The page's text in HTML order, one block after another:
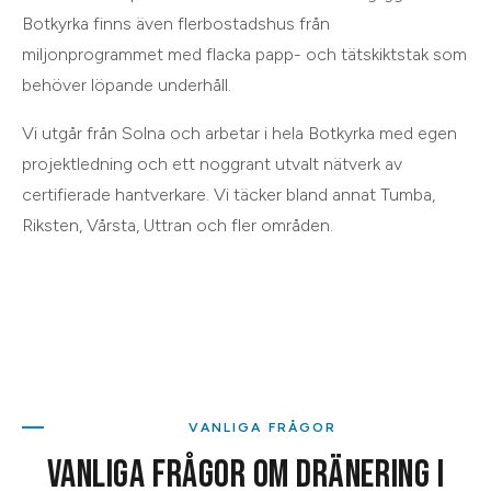
Botkyrka finns även flerbostadshus från
miljonprogrammet med flacka papp- och tätskiktstak som
behöver löpande underhåll.
Vi utgår från Solna och arbetar i hela Botkyrka med egen
projektledning och ett noggrant utvalt nätverk av
certifierade hantverkare. Vi täcker bland annat Tumba,
Riksten, Vårsta, Uttran och fler områden.
VANLIGA FRÅGOR
VANLIGA FRÅGOR OM DRÄNERING I